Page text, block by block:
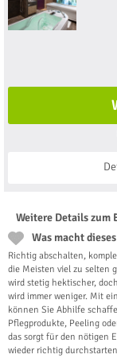
Weitere Details zum
Was macht
Richtig abschalten,
die Meisten viel zu selten
wird stetig hektischer,
wird immer weniger. Mit
können Sie Abhilfe
Pflegprodukte, Peeling
das sorgt für den nötigen
wieder richtig